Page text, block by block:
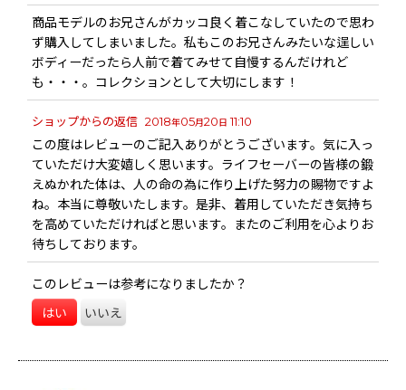
商品モデルのお兄さんがカッコ良く着こなしていたので思わ
ず購入してしまいました。私もこのお兄さんみたいな逞しい
ボディーだったら人前で着てみせて自慢するんだけれど
も・・・。コレクションとして大切にします！
ショップからの返信 2018年05月20 日 11:10
この度はレビューのご記入ありがとうございます。気に入っ
ていただけ大変嬉しく思います。ライフセーバーの皆様の鍛
えぬかれた体は、人の命の為に作り上げた努力の賜物ですよ
ね。本当に尊敬いたします。是非、着用していただき気持ち
を高めていただければと思います。またのご利用を心よりお
待ちしております。
このレビューは参考になりましたか？
はい いいえ